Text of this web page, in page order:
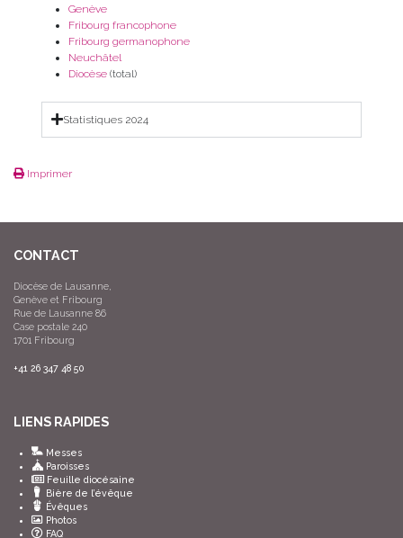
Genève
Fribourg francophone
Fribourg germanophone
Neuchâtel
Diocèse(total)
Statistiques 2024
Imprimer
CONTACT
Diocèse de Lausanne,
Genève et Fribourg
Rue de Lausanne 86
Case postale 240
1701 Fribourg
+41 26 347 48 50
LIENS RAPIDES
Messes
Paroisses
Feuille diocésaine
Bière de l’évêque
Évêques
Photos
FAQ